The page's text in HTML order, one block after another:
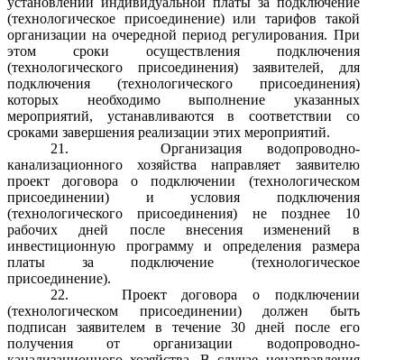
(технологическое присоединение) или тарифов такой
организации на очередной период регулирования. При
этом сроки осуществления подключения
(технологического присоединения) заявителей, для
подключения (технологического присоединения)
которых необходимо выполнение указанных
мероприятий, устанавливаются в соответствии со
сроками завершения реализации этих мероприятий.
21.
Организация водопроводно-
канализационного хозяйства направляет заявителю
проект договора о подключении (технологическом
присоединении) и условия подключения
(технологического присоединения) не позднее 10
рабочих дней после внесения изменений в
инвестиционную программу и определения размера
платы за подключение (технологическое
присоединение).
22.
Проект договора о подключении
(технологическом присоединении) должен быть
подписан заявителем в течение 30 дней после его
получения от организации водопроводно-